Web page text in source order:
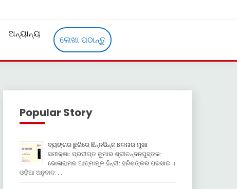
ଅନ୍ୟାନ୍ୟ
ଲେଖା ପଠାନ୍ତୁ
Popular Story
ବ୍ୟଙ୍ଗର ଛୁରିରେ ଛିନ୍ନଭିନ୍ନ ଛଳନାର ମୁଖା
ସମୀକ୍ଷା: ପ୍ରଦୀପ୍ତ କୁମାର ଶ୍ରୀଚନ୍ଦନପୁସ୍ତକ:
ଭୋଳାରାମର ଆତ୍ମାମୂଳ ହିନ୍ଦୀ: ହରିଶଙ୍କର ପରସାଇ ।
ଓଡ଼ିଆ ଅନୁବାଦ: …